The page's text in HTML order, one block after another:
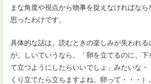
まな角度や視点から物事を捉えなければなら
思ったわけです。
具体的な話は、読むときの楽しみが失われる
が、しいていうなら、「卵を立てるのに、下
て立つようにしたらいいでしょ」みたいな・
くり立てたら立ちますよね、卵って・・・）